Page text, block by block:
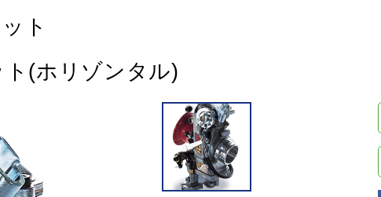
閉じる
ト
(ホリゾンタル)